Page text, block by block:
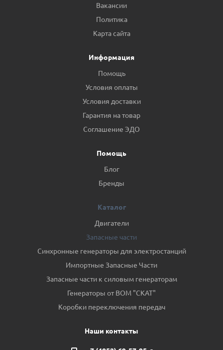
Вакансии
Политика
Карта сайта
Информация
Помощь
Условия оплаты
Условия доставки
Гарантия на товар
Соглашение ЭДО
Помощь
Блог
Бренды
Каталог
Двигатели
Запасные части
Синхронные генераторы для электростанций
Импортные Запасные Части
Запасные части к силовым генераторам
Генераторы от ВОМ "СКАТ"
Коробки переключения передач
Наши контакты